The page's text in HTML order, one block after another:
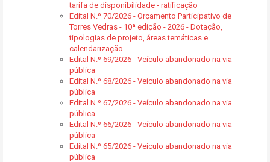
tarifa de disponibilidade - ratificação
Edital N.º 70/2026 - Orçamento Participativo de
Torres Vedras - 10ª edição - 2026 - Dotação,
tipologias de projeto, áreas temáticas e
calendarização
Edital N.º 69/2026 - Veículo abandonado na via
pública
Edital N.º 68/2026 - Veículo abandonado na via
pública
Edital N.º 67/2026 - Veículo abandonado na via
pública
Edital N.º 66/2026 - Veículo abandonado na via
pública
Edital N.º 65/2026 - Veiculo abandonado na via
pública